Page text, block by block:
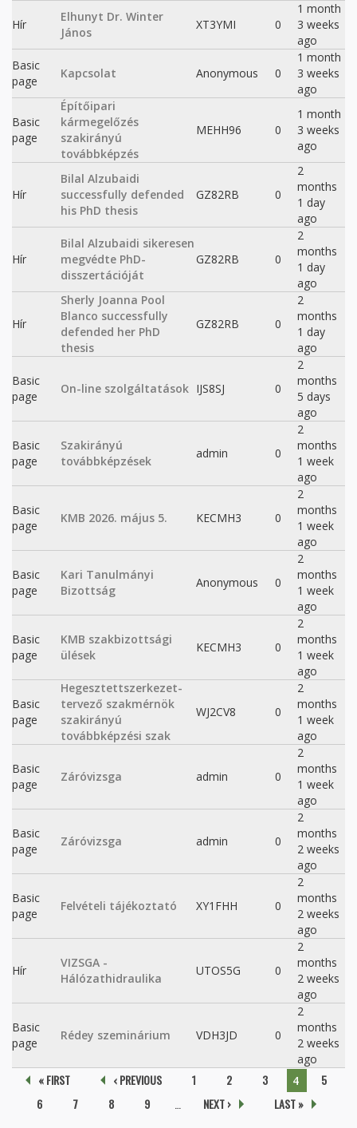
Hír
Elhunyt Dr. Winter
János
XT3YMI 0
1 month
3 weeks
ago
Basic
page
Kapcsolat Anonymous 0
1 month
3 weeks
ago
Basic
page
Építőipari
kármegelőzés
szakirányú
továbbképzés
MEHH96 0
1 month
3 weeks
ago
Hír
Bilal Alzubaidi
successfully defended
his PhD thesis
GZ82RB 0
2
months
1 day
ago
Hír
Bilal Alzubaidi sikeresen
megvédte PhD-
disszertációját
GZ82RB 0
2
months
1 day
ago
Hír
Sherly Joanna Pool
Blanco successfully
defended her PhD
thesis
GZ82RB 0
2
months
1 day
ago
Basic
page
On-line szolgáltatások IJS8SJ 0
2
months
5 days
ago
Basic
page
Szakirányú
továbbképzések
admin 0
2
months
1 week
ago
Basic
page
KMB 2026. május 5. KECMH3 0
2
months
1 week
ago
Basic
page
Kari Tanulmányi
Bizottság
Anonymous 0
2
months
1 week
ago
Basic
page
KMB szakbizottsági
ülések
KECMH3 0
2
months
1 week
ago
Basic
page
Hegesztettszerkezet-
tervező szakmérnök
szakirányú
továbbképzési szak
WJ2CV8 0
2
months
1 week
ago
Basic
page
Záróvizsga admin 0
2
months
1 week
ago
Basic
page
Záróvizsga admin 0
2
months
2 weeks
ago
Basic
page
Felvételi tájékoztató XY1FHH 0
2
months
2 weeks
ago
Hír
VIZSGA -
Hálózathidraulika
UTOS5G 0
2
months
2 weeks
ago
Basic
page
Rédey szeminárium VDH3JD 0
2
months
2 weeks
ago
Pages
« FIRST ‹ PREVIOUS 1 2 3 4
5
6
7 8 9 NEXT › LAST »